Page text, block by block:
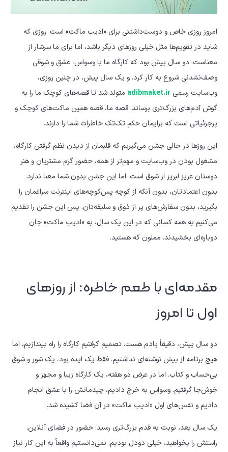
امروز روزی خاص و دوست‌داشتنی برای «ادیب ماکت» است. روزی که
شاید در تقویم‌ها مثل خیلی روزهای دیگر باشد، اما برای ما سرشار از
معناست. دو سال پیش بود که کارگاه ما با وسواس، عشق و شوقی
وصف‌نشدنی شروع به کار کرد. و یک سال پیش، در چنین روزی،
وب‌سایت رسمی adibmaket.ir متولد شد تا قصه‌های کوچک ما را به
گوش آدم‌های بزرگ‌تری برساند. قصه ما، قصه همین ماکت‌های کوچک و
پرجزئیاتی است که برایمان حکم تک‌تک خاطرات شما را دارند.
این روزها در حالی جشن می‌گیریم که قلبمان از دیدن نظم گرفتن کارگاه،
مشغول بودن در وب‌سایت و مهم‌تر از همه، حضور گرم مشتریان و هنر
دوستان عزیز لبريز از شوق است. اما این جشن بدون شما معنا ندارد.
بدون اعتمادتان، بدون آنکه از کوچه پس‌کوچه‌های اینترنت سراغمان را
بگیرید، بدون سفارش‌های پر از ذوق و سلیقه‌تان. پس این جشن را تقدیم
می‌کنیم به همه کسانی که در این یک سال، به «ادیب ماکت» جان
دوباره‌ای بخشیدند. ممنون که هستید.
مقدمه‌ای با طعم خاطره: از روزهای
اول تا امروز
دو سال پیش، دقیقاً یادم هست. تصمیم گرفتیم کارگاه را راه بیندازیم، اما
هیچ برنامه از پیش نوشته‌ای نداشتیم. فقط یک ایده بود، یک شور و شوق
بی‌حساب و کتاب. اما در عرض دو هفته، یک کارگاه زیبا و مجهز و
خوش‌جا گرفتیم. وسواس به خرج دادیم، چیدمانش را با عشق انجام
دادیم و نفس‌های اول «ادیب ماکت» در آن فضا کشیده شد.
یک سال بعد، نوبت به قدم بزرگ‌تری رسید: حضور در فضای آنلاین.
راستش را بخواهید، خیلی دودل بودیم. نمی‌دانستیم واقعاً به این کار نیاز